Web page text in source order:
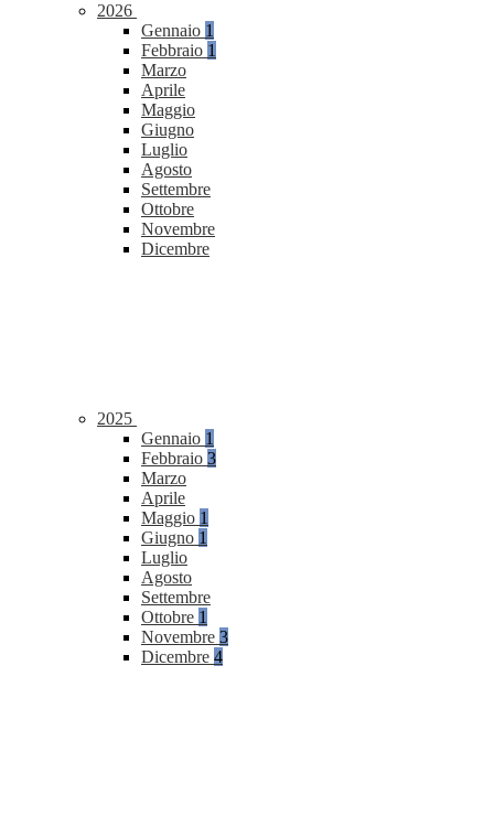
2026
Gennaio 1
Febbraio 1
Marzo
Aprile
Maggio
Giugno
Luglio
Agosto
Settembre
Ottobre
Novembre
Dicembre
2025
Gennaio 1
Febbraio 3
Marzo
Aprile
Maggio 1
Giugno 1
Luglio
Agosto
Settembre
Ottobre 1
Novembre 3
Dicembre 4